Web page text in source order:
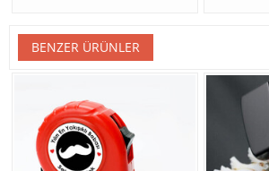
BENZER ÜRÜNLER